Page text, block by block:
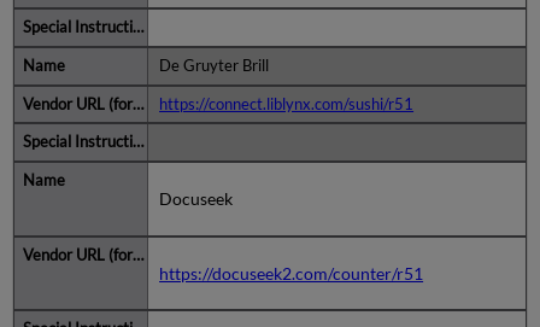
De Gruyter Brill
https://connect.liblynx.com/sushi/r51
Docuseek
https://docuseek2.com/counter/r51